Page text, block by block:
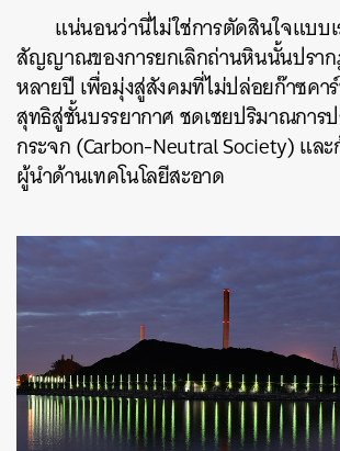
แน่นอนว่านี่ไม่ใช่การตัดสินใจแบบเ
สัญญาณของการยกเลิกถ่านหินนั้นปราก
หลายปี เพื่อมุ่งสู่สังคมที่ไม่ปล่อยก๊าซคา
สุทธิสู่ชั้นบรรยากาศ ชดเชยปริมาณการ
กระจก (Carbon-Neutral Society) แล
ผู้นำด้านเทคโนโลยีสะอาด